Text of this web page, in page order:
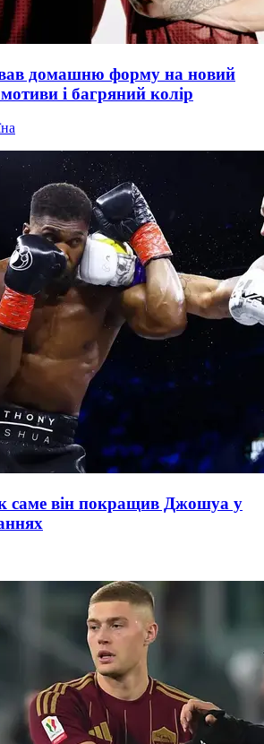
домашню форму на новий
і багряний колір
саме він покращив Джошуа у